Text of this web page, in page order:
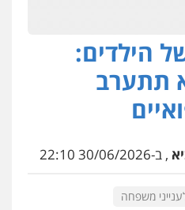
זבידאת
חמורה ארגוני פשע עבירות
מין
הילדים:
תתערב
, ב-30/06/2026 22:10
משפחה